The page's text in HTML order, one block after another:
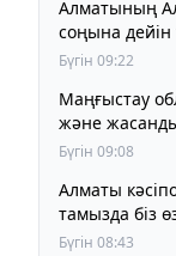
Алматының
соңына
Бүгін 09:22
Маңғыстау
және жасанды
қаралды
Бүгін 09:08
Алматы
тамызда біз
Бүгін 08:43